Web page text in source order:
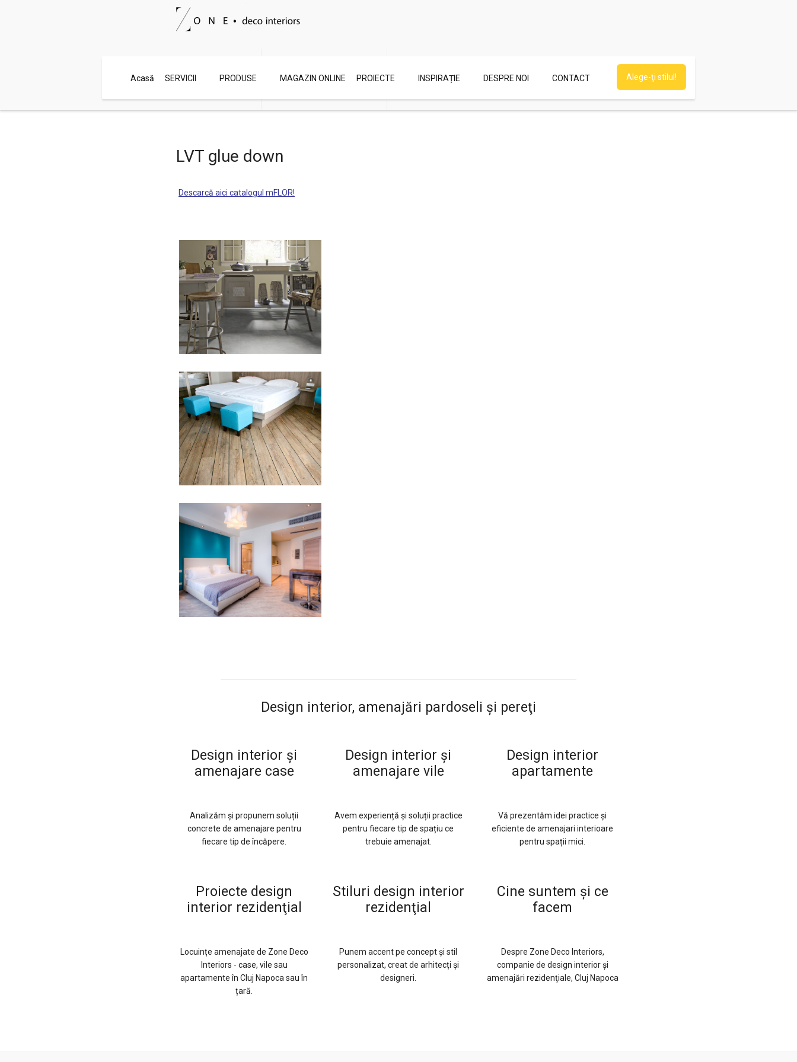
Contact rapid
Email
Engleza
ZoneDeco.ro/en/
Acasă SERVICII PRODUSE MAGAZIN ONLINE PROIECTE INSPIRAȚIE DESPRE NOI CONTACT Alege-ţi stilul!
LVT glue down
Descarcă aici catalogul mFLOR!
Design interior, amenajări pardoseli şi pereţi
Design interior şi
amenajare case
Analizăm și propunem soluții
concrete de amenajare pentru
fiecare tip de încăpere.
Design interior şi
amenajare vile
Avem experiență și soluții practice
pentru fiecare tip de spațiu ce
trebuie amenajat.
Design interior
apartamente
Vă prezentăm idei practice și
eficiente de amenajari interioare
pentru spații mici.
Proiecte design
interior rezidenţial
Locuințe amenajate de Zone Deco
Interiors - case, vile sau
apartamente în Cluj Napoca sau în
țară.
Stiluri design interior
rezidenţial
Punem accent pe concept și stil
personalizat, creat de arhitecți și
designeri.
Cine suntem şi ce
facem
Despre Zone Deco Interiors,
companie de design interior şi
amenajări rezidenţiale, Cluj Napoca